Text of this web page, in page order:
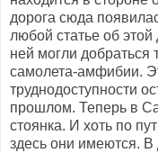
дорога сюда
любой статье об этой
ней могли добраться
самолета-амфибии.
труднодоступности
прошлом. Теперь в
стоянка. И хоть по
здесь они имеются. В